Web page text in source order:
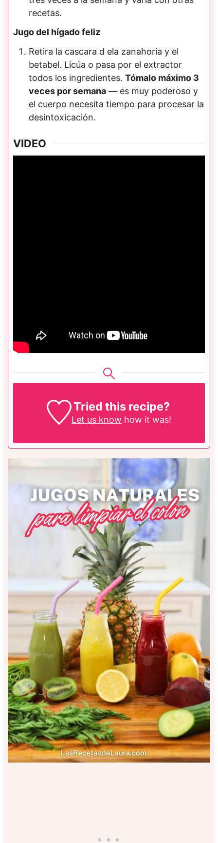
recetas.
Jugo del hígado feliz
Retira la cascara d ela zanahoria y el
betabel. Licúa o pasa por el extractor
todos los ingredientes. Tómalo máximo 3
veces por semana— es muy poderoso y
el cuerpo necesita tiempo para procesar la
desintoxicación.
VIDEO
Tried this recipe?
Let us know how it was!